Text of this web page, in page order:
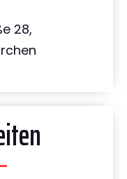
28,